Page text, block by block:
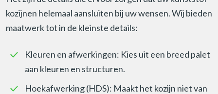
kozijnen helemaal aansluiten bij uw wensen. Wij bieden
maatwerk tot in de kleinste details:
Kleuren en afwerkingen: Kies uit een breed palet
aan kleuren en structuren.
Hoekafwerking (HDS): Maakt het kozijn niet van